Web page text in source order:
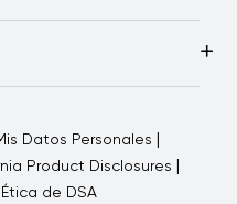
Garantía Royal Prestige
Blogs -
Datos Personales |
Product Disclosures |
de DSA